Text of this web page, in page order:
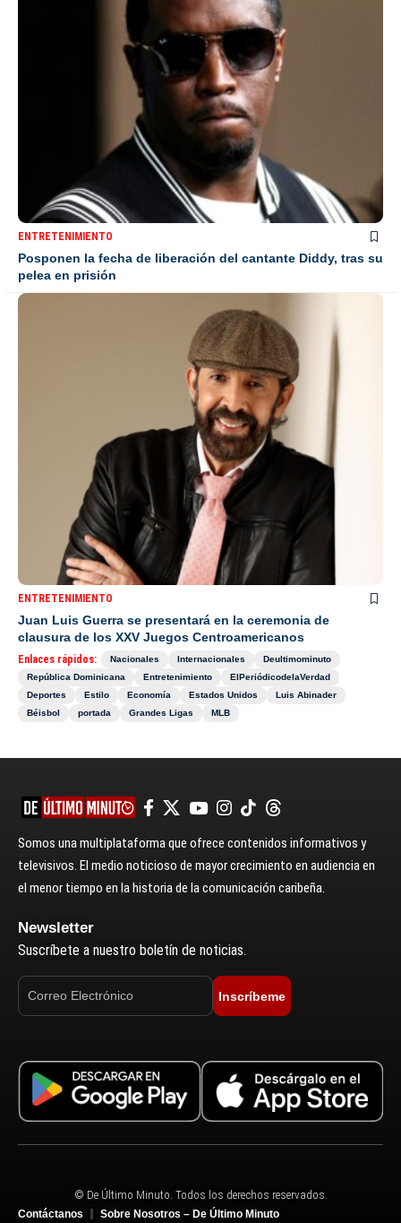
ENTRETENIMIENTO
Posponen la fecha de liberación del cantante Diddy, tras su
pelea en prisión
ENTRETENIMIENTO
Juan Luis Guerra se presentará en la ceremonia de
clausura de los XXV Juegos Centroamericanos
Enlaces rápidos: Nacionales Internacionales
Deultimominuto
República Dominicana
Entretenimiento
ElPeriódicodelaVerdad
Deportes
Estilo Economía Estados Unidos
Luis Abinader
Béisbol
portada Grandes Ligas MLB
Somos una multiplataforma que ofrece contenidos informativos y
televisivos. El medio noticioso de mayor crecimiento en audiencia en
el menor tiempo en la historia de la comunicación caribeña.
Newsletter
Suscríbete a nuestro boletín de noticias.
Inscríbeme
© De Último Minuto. Todos los derechos reservados.
Contáctanos
Sobre Nosotros – De Último Minuto